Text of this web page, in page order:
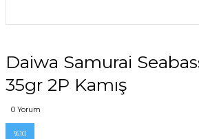
Daiwa Samurai
35gr 2P Kamış
0 Yorum
%10